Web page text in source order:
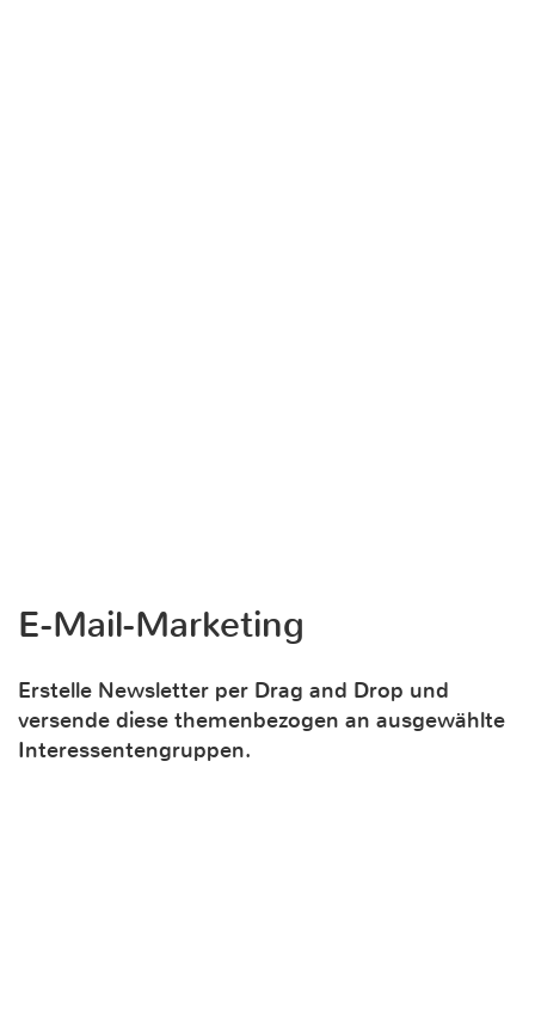
E-Mail-Marketing
Erstelle Newsletter per Drag and Drop und
versende diese themenbezogen an ausgewählte
Interessentengruppen.